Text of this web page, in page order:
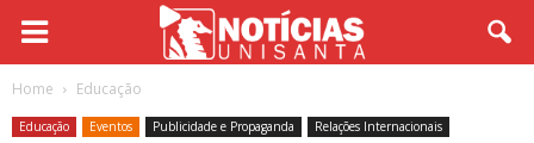
Home Educação
Educação Eventos Publicidade e Propaganda Relações Internacionais